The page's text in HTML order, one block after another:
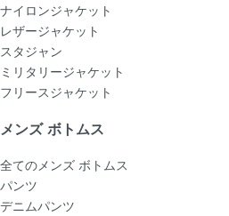
ナイロンジャケット
レザージャケット
スタジャン
ミリタリージャケット
フリースジャケット
メンズ ボトムス
全てのメンズ ボトムス
パンツ
デニムパンツ